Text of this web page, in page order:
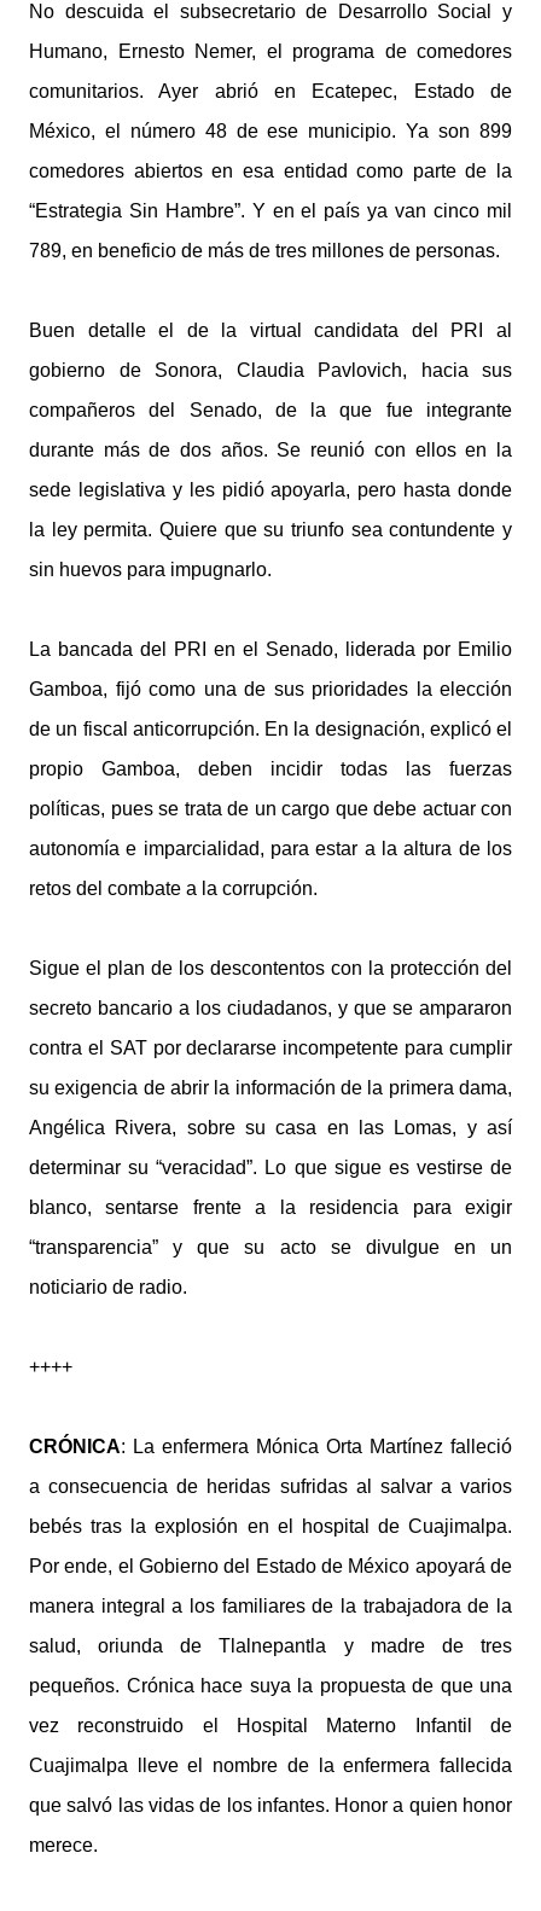
No descuida el subsecretario de Desarrollo Social y
Humano, Ernesto Nemer, el programa de comedores
comunitarios. Ayer abrió en Ecatepec, Estado de
México, el número 48 de ese municipio. Ya son 899
comedores abiertos en esa entidad como parte de la
“Estrategia Sin Hambre”. Y en el país ya van cinco mil
789, en beneficio de más de tres millones de personas.
Buen detalle el de la virtual candidata del PRI al
gobierno de Sonora, Claudia Pavlovich, hacia sus
compañeros del Senado, de la que fue integrante
durante más de dos años. Se reunió con ellos en la
sede legislativa y les pidió apoyarla, pero hasta donde
la ley permita. Quiere que su triunfo sea contundente y
sin huevos para impugnarlo.
La bancada del PRI en el Senado, liderada por Emilio
Gamboa, fijó como una de sus prioridades la elección
de un fiscal anticorrupción. En la designación, explicó el
propio Gamboa, deben incidir todas las fuerzas
políticas, pues se trata de un cargo que debe actuar con
autonomía e imparcialidad, para estar a la altura de los
retos del combate a la corrupción.
Sigue el plan de los descontentos con la protección del
secreto bancario a los ciudadanos, y que se ampararon
contra el SAT por declararse incompetente para cumplir
su exigencia de abrir la información de la primera dama,
Angélica Rivera, sobre su casa en las Lomas, y así
determinar su “veracidad”. Lo que sigue es vestirse de
blanco, sentarse frente a la residencia para exigir
“transparencia” y que su acto se divulgue en un
noticiario de radio.
++++
CRÓNICA: La enfermera Mónica Orta Martínez falleció
a consecuencia de heridas sufridas al salvar a varios
bebés tras la explosión en el hospital de Cuajimalpa.
Por ende, el Gobierno del Estado de México apoyará de
manera integral a los familiares de la trabajadora de la
salud, oriunda de Tlalnepantla y madre de tres
pequeños. Crónica hace suya la propuesta de que una
vez reconstruido el Hospital Materno Infantil de
Cuajimalpa lleve el nombre de la enfermera fallecida
que salvó las vidas de los infantes. Honor a quien honor
merece.